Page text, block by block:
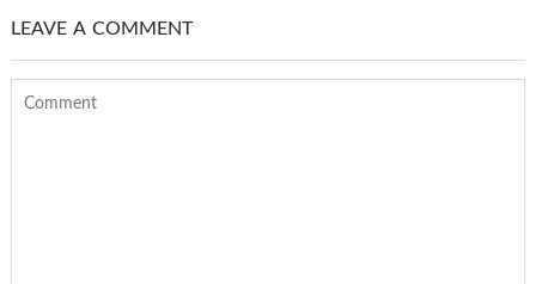
LEAVE A COMMENT